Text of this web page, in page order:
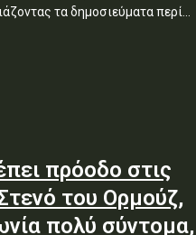
πολύ σύντομα». Σχολιάζοντας τα δημοσιεύματα περί...
πρόοδο στις
του Ορμούζ,
πολύ σύντομα,